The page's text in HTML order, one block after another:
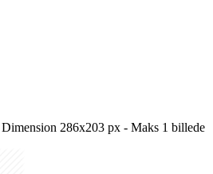
286x203 px - Maks 1 billede